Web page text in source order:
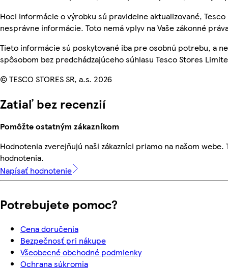
Hoci informácie o výrobku sú pravidelne aktualizované,
nesprávne informácie. Toto nemá vplyv na Vaše zákonné
Tieto informácie sú poskytované iba pre osobnú potrebu, a
spôsobom bez predchádzajúceho súhlasu Tesco Stores
© TESCO STORES SR, a.s. 2026
Zatiaľ bez recenzií
Pomôžte ostatným zákazníkom
Hodnotenia zverejňujú naši zákazníci priamo na našom
hodnotenia.
Napísať hodnotenie
Potrebujete pomoc?
Cena doručenia
Bezpečnosť pri nákupe
Všeobecné obchodné podmienky
Ochrana súkromia